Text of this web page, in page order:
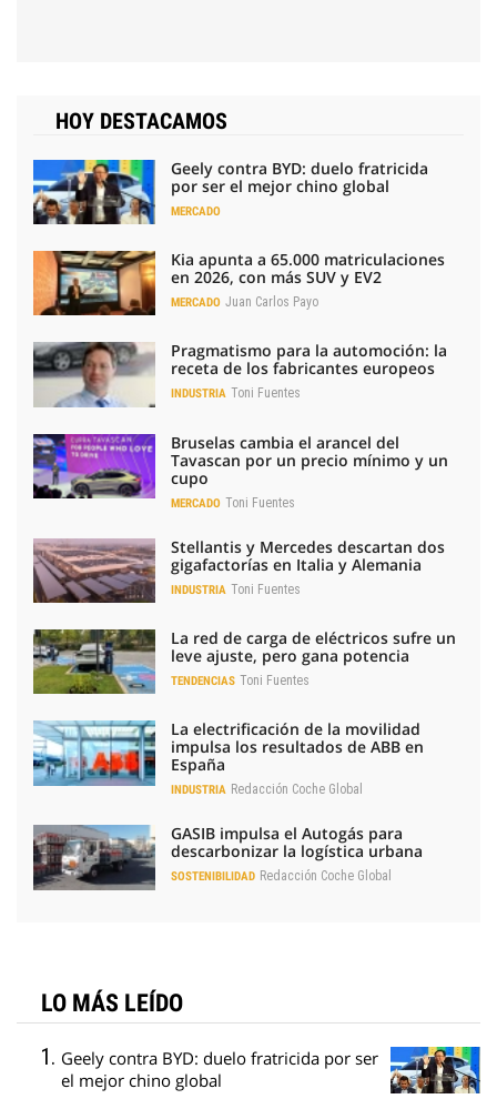
HOY DESTACAMOS
Geely contra BYD: duelo fratricida
por ser el mejor chino global
MERCADO
Kia apunta a 65.000 matriculaciones
en 2026, con más SUV y EV2
MERCADO Juan Carlos Payo
Pragmatismo para la automoción: la
receta de los fabricantes europeos
INDUSTRIA Toni Fuentes
Bruselas cambia el arancel del
Tavascan por un precio mínimo y un
cupo
MERCADO Toni Fuentes
Stellantis y Mercedes descartan dos
gigafactorías en Italia y Alemania
INDUSTRIA Toni Fuentes
La red de carga de eléctricos sufre un
leve ajuste, pero gana potencia
TENDENCIAS Toni Fuentes
La electrificación de la movilidad
impulsa los resultados de ABB en
España
INDUSTRIA Redacción Coche Global
GASIB impulsa el Autogás para
descarbonizar la logística urbana
SOSTENIBILIDAD Redacción Coche Global
LO MÁS LEÍDO
Geely contra BYD: duelo fratricida por ser
el mejor chino global